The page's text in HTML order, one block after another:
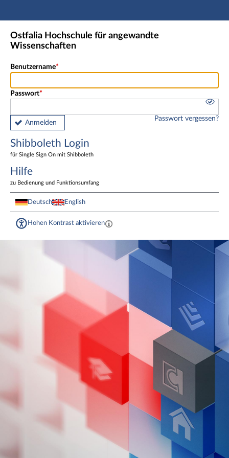
Hauptnavigation
Shibboleth Login
Ostfalia Hochschule für angewandte
Wissenschaften
Benutzername
Passwort
Anmelden
Passwort vergessen?
Shibboleth Login
für Single Sign On mit Shibboleth
Hilfe
zu Bedienung und Funktionsumfang
Deutsch English
Hohen Kontrast aktivieren